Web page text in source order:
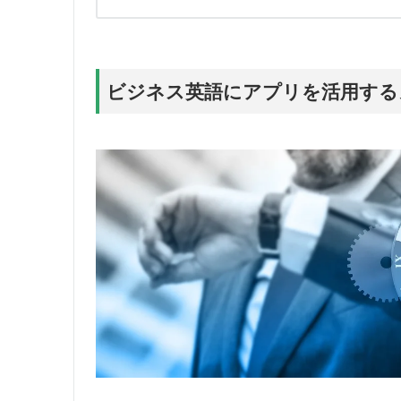
ビジネス英語にアプリを活用す